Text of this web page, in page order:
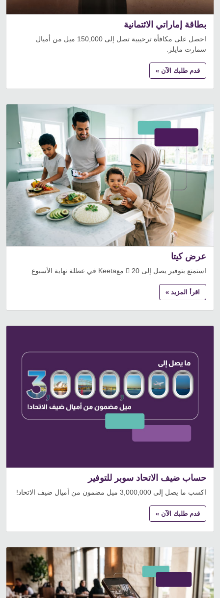
بطاقة إماراتي الائتمانية
احصل على مكافأة ترحيبية تصل إلى 150,000 ميل من أميال
سمارت مايلز.
قدم طلبك الآن »
عرض كيتا
استمتع بتوفير يصل إلى 20  معKeeta في عطلة نهاية الأسبوع
اقرأ المزيد »
حساب ضيف الاتحاد سوبر للتوفير
اكسب ما يصل إلى 3,000,000 ميل مضمون من أميال ضيف الاتحاد!
قدم طلبك الآن »